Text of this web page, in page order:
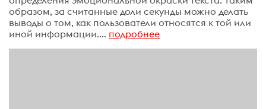
образом, за считанные доли секунды можно делать
выводы о том, как пользователи относятся к той или
иной информации.... подробнее